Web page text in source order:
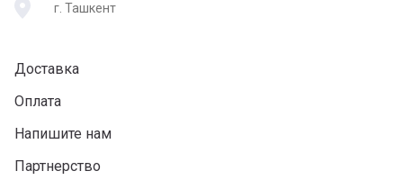
г. Ташкент
Доставка
Оплата
Напишите нам
Партнерство